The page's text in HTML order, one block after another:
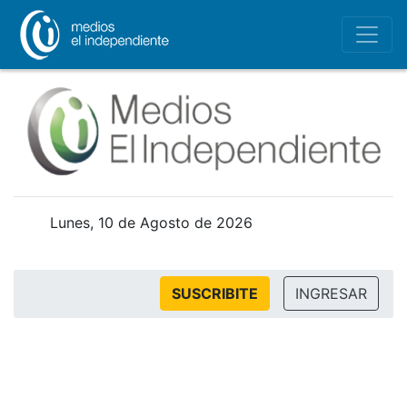
Lunes, 10 de Agosto de 2026
SUSCRIBITE INGRESAR